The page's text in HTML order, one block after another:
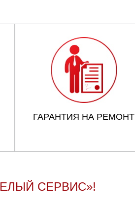
ГАРАНТИЯ НА РЕМОНТ
СЕРВИС»!